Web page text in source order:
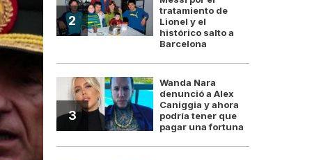
2
tratamiento de
Lionel y el
histórico salto a
Barcelona
3
Wanda Nara
denunció a Alex
Caniggia y ahora
podría tener que
pagar una fortuna